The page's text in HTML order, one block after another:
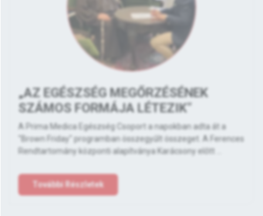
„AZ EGÉSZSÉG MEGŐRZÉSÉNEK
SZÁMOS FORMÁJA LÉTEZIK”
A Prima Medica Egészség Csoport a napokban adta át a
"Brown Friday" programban összegyűlt összeget. A Ferences
Rendtartomány központi alapítványa Karácsony előtt ...
További Részletek